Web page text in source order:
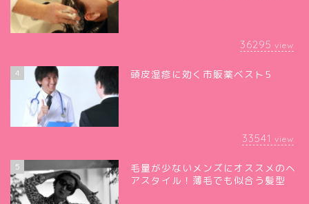
36295 view
4 頭皮湿疹に効く市販薬ベスト5
33541 view
5
毛量が少ないメンズにオススメのヘ
アスタイル！薄毛でも似合う髪型